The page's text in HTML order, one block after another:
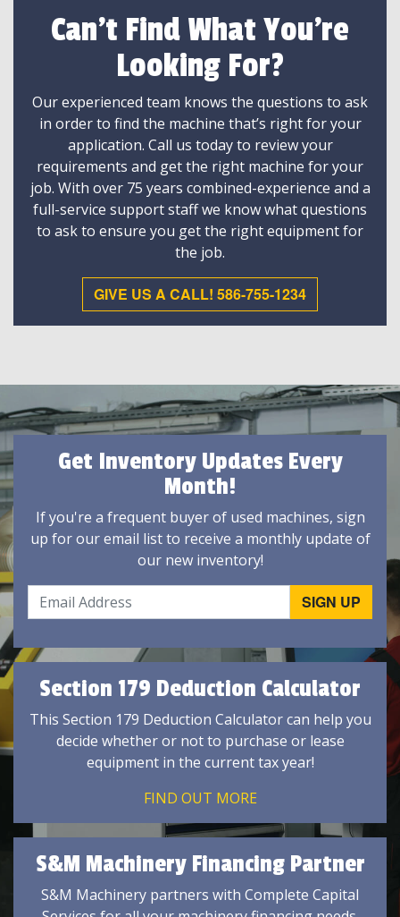
Can't Find What You're
Looking For?
Our experienced team knows the questions to ask
in order to find the machine that’s right for your
application. Call us today to review your
requirements and get the right machine for your
job. With over 75 years combined-experience and a
full-service support staff we know what questions
to ask to ensure you get the right equipment for
the job.
GIVE US A CALL! 586-755-1234
Get Inventory Updates Every
Month!
If you're a frequent buyer of used machines, sign
up for our email list to receive a monthly update of
our new inventory!
Section 179 Deduction Calculator
This Section 179 Deduction Calculator can help you
decide whether or not to purchase or lease
equipment in the current tax year!
FIND OUT MORE
S&M Machinery Financing Partner
S&M Machinery partners with Complete Capital